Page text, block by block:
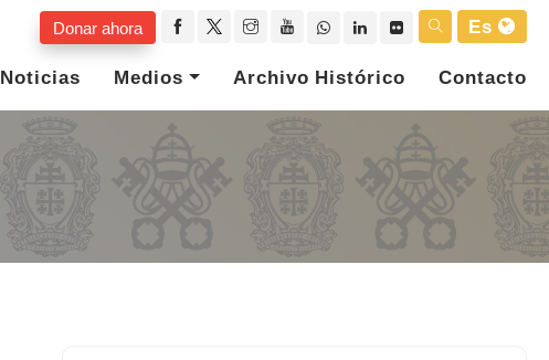
Donar ahora
Es
Noticias Medios Archivo Histórico Contacto